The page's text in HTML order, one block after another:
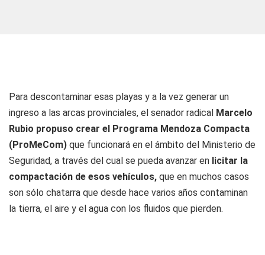
Para descontaminar esas playas y a la vez generar un
ingreso a las arcas provinciales, el senador radical Marcelo
Rubio propuso crear el Programa Mendoza Compacta
(ProMeCom) que funcionará en el ámbito del Ministerio de
Seguridad, a través del cual se pueda avanzar en licitar la
compactación de esos vehículos, que en muchos casos
son sólo chatarra que desde hace varios años contaminan
la tierra, el aire y el agua con los fluidos que pierden.